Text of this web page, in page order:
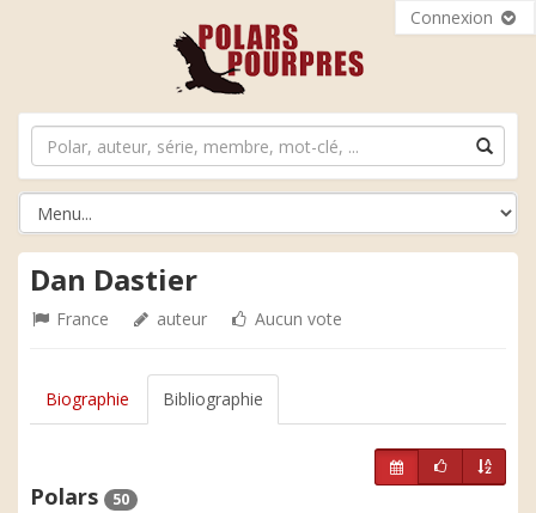
Connexion
Dan Dastier
France auteur Aucun vote
Biographie Bibliographie
Polars 50